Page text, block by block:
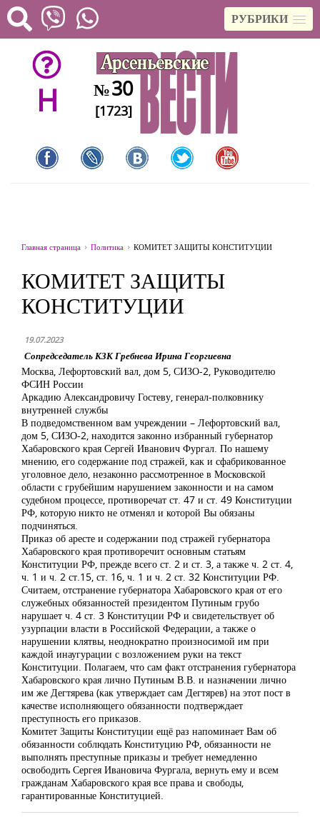
РУБРИКИ
H №30
[1723]
Главная страница Политика КОМИТЕТ ЗАЩИТЫ КОНСТИТУЦИИ
КОМИТЕТ ЗАЩИТЫ
КОНСТИТУЦИИ
19.07.2023
Сопредседатель КЗК Гребнева Ирина Георгиевна
Москва, Лефортовский вал, дом 5, СИЗО-2, Руководителю
ФСИН России
Аркадию Александровичу Гостеву, генерал-полковнику
внутренней службы
В подведомственном вам учреждении – Лефортовский вал,
дом 5, СИЗО-2, находится законно избранный губернатор
Хабаровского края Сергей Иванович Фургал. По нашему
мнению, его содержание под стражей, как и сфабрикованное
уголовное дело, незаконно рассмотренное в Московской
области с грубейшим нарушением законности и на самом
судебном процессе, противоречат ст. 47 и ст. 49 Конституции
РФ, которую никто не отменял и которой Вы обязаны
подчиняться.
Приказ об аресте и содержании под стражей губернатора
Хабаровского края противоречит основным статьям
Конституции РФ, прежде всего ст. 2 и ст. 3, а также ч. 2 ст. 4,
ч. 1 и ч. 2 ст.15, ст. 16, ч. 1 и ч. 2 ст. 32 Конституции РФ.
Считаем, отстранение губернатора Хабаровского края от его
служебных обязанностей президентом Путиным грубо
нарушает ч. 4 ст. 3 Конституции РФ и свидетельствует об
узурпации власти в Российской Федерации, а также о
нарушении клятвы, неоднократно произносимой им при
каждой инаугурации с возложением руки на текст
Конституции. Полагаем, что сам факт отстранения губернатора
Хабаровского края лично Путиным В.В. и назначении лично
им же Дегтярева (как утверждает сам Дегтярев) на этот пост в
качестве исполняющего обязанности подтверждает
преступность его приказов.
Комитет Защиты Конституции ещё раз напоминает Вам об
обязанности соблюдать Конституцию РФ, обязанности не
выполнять преступные приказы и требует немедленно
освободить Сергея Ивановича Фургала, вернуть ему и всем
гражданам Хабаровского края все права и свободы,
гарантированные Конституцией.